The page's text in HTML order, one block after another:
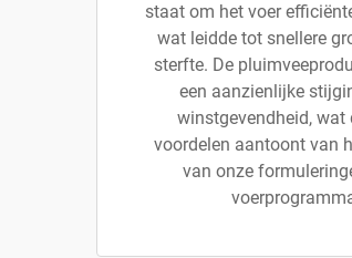
staat om het voer
wat leidde tot snellere
sterfte. De
een aanzienlijke
winstgevendheid, wat
voordelen aantoont van
van onze